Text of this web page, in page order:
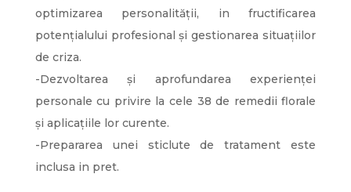
optimizarea personalității, in fructificarea
potențialului profesional și gestionarea situațiilor
de criza.
-Dezvoltarea și aprofundarea experienței
personale cu privire la cele 38 de remedii florale
și aplicațiile lor curente.
-Prepararea unei sticlute de tratament este
inclusa in pret.